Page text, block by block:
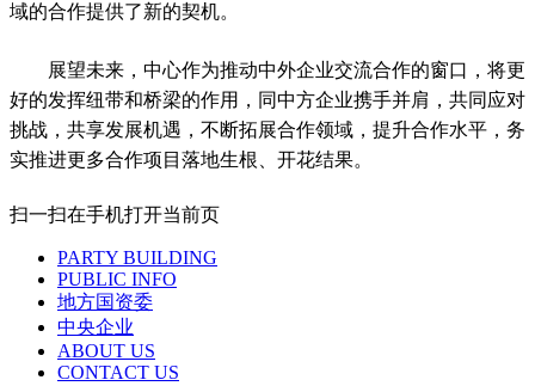
域的合作提供了新的契机。
展望未来，中心作为推动中外企业交流合作的窗口，将更
好的发挥纽带和桥梁的作用，同中方企业携手并肩，共同应对
挑战，共享发展机遇，不断拓展合作领域，提升合作水平，务
实推进更多合作项目落地生根、开花结果。
扫一扫在手机打开当前页
PARTY BUILDING
PUBLIC INFO
地方国资委
中央企业
ABOUT US
CONTACT US